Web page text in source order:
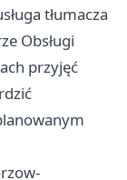
tłumacza
Obsługi
przyjęć